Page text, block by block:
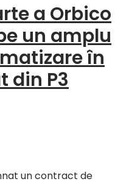
a Orbico
un amplu
în
din P3
un contract de